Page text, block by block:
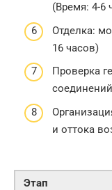
(Время: 4-6
Отделка:
16 часов)
Проверка
и оттока
Этап